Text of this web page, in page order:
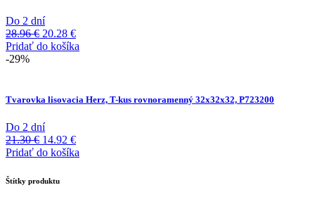
Do 2 dní
28.96€ Pôvodná
cena
20.28 €Aktuálna
cena
Pridať do košíka
-29%
Tvarovka lisovacia Herz, T-kus rovnoramenný 32x32x32, P723200
Do 2 dní
21.30€ Pôvodná
cena
21.30 €.
14.92 €Aktuálna
cena
Pridať do košíka
Štítky produktu